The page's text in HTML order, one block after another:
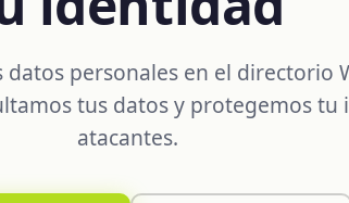
personales en el directorio
tus datos y protegemos tu
atacantes.